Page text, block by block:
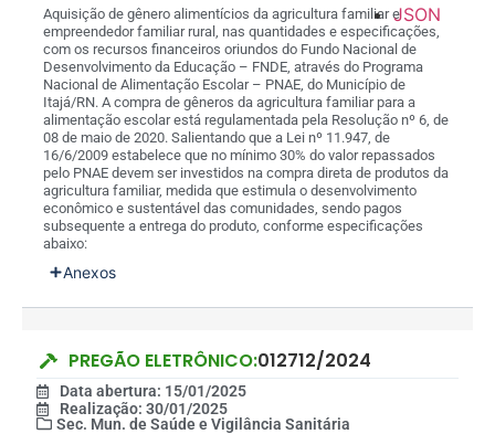
JSON
Aquisição de gênero alimentícios da agricultura familiar e
empreendedor familiar rural, nas quantidades e especificações,
com os recursos financeiros oriundos do Fundo Nacional de
Desenvolvimento da Educação – FNDE, através do Programa
Nacional de Alimentação Escolar – PNAE, do Município de
Itajá/RN. A compra de gêneros da agricultura familiar para a
alimentação escolar está regulamentada pela Resolução nº 6, de
08 de maio de 2020. Salientando que a Lei nº 11.947, de
16/6/2009 estabelece que no mínimo 30% do valor repassados
pelo PNAE devem ser investidos na compra direta de produtos da
agricultura familiar, medida que estimula o desenvolvimento
econômico e sustentável das comunidades, sendo pagos
subsequente a entrega do produto, conforme especificações
abaixo:
Anexos
PREGÃO ELETRÔNICO:012712/2024
Data abertura: 15/01/2025
Realização: 30/01/2025
Sec. Mun. de Saúde e Vigilância Sanitária